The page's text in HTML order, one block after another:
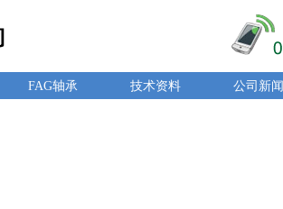
FAG轴承 技术资料 公司新闻